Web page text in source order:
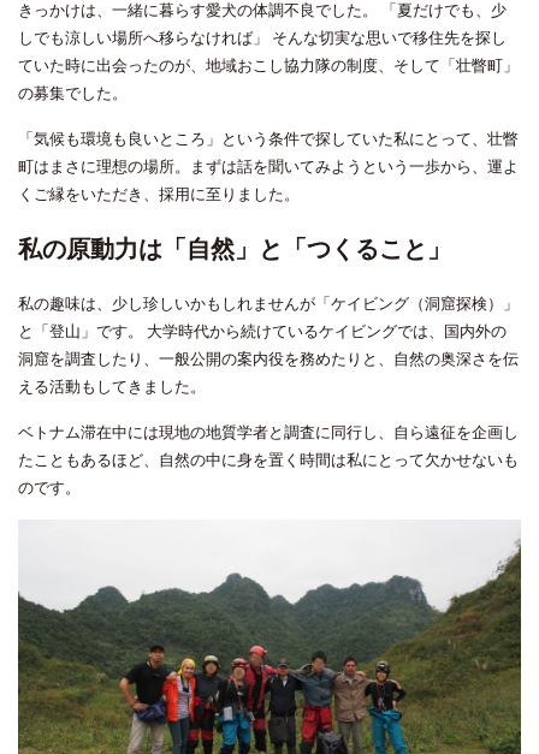
きっかけは、一緒に暮らす愛犬の体調不良でした。 「夏だけでも、少
しでも涼しい場所へ移らなければ」 そんな切実な思いで移住先を探し
ていた時に出会ったのが、地域おこし協力隊の制度、そして「壮瞥町」
の募集でした。
「気候も環境も良いところ」という条件で探していた私にとって、壮瞥
町はまさに理想の場所。まずは話を聞いてみようという一歩から、運よ
くご縁をいただき、採用に至りました。
私の原動力は「自然」と「つくること」
私の趣味は、少し珍しいかもしれませんが「ケイビング（洞窟探検）」
と「登山」です。 大学時代から続けているケイビングでは、国内外の
洞窟を調査したり、一般公開の案内役を務めたりと、自然の奥深さを伝
える活動もしてきました。
ベトナム滞在中には現地の地質学者と調査に同行し、自ら遠征を企画し
たこともあるほど、自然の中に身を置く時間は私にとって欠かせないも
のです。